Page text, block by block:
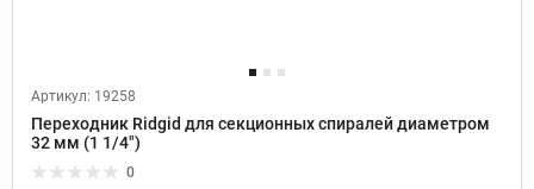
Артикул: 19258
Переходник Ridgid для секционных спиралей диаметром
32 мм (1 1/4")
0